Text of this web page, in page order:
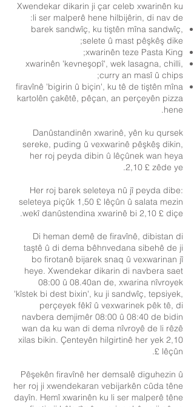
Xwendekar dikarin ji çar celeb xwarinên ku
li ser malperê hene hilbijêrin, di nav de:
barek sandwîç, ku tiştên mîna sandwîç,
selete û mast pêşkêş dike;
xwarinên teze Pasta King;
xwarinên 'kevneşopî', wek lasagna, chilli,
curry an masî û chips;
firavînê 'bigirin û biçin', ku tê de tiştên mîna
kartolên çakêtê, pêçan, an perçeyên pizza
hene.
Danûstandinên xwarinê, yên ku qursek
sereke, puding û vexwarinê pêşkêş dikin,
her roj peyda dibin û lêçûnek wan heya
2,10 £ zêde ye.
Her roj barek seleteya nû jî peyda dibe:
seleteya piçûk 1,50 £ lêçûn û salata mezin
wekî danûstendina xwarinê bi 2,10 £ diçe.
Di heman demê de firavînê, dibistan di
taştê û di dema bêhnvedana sibehê de ji
bo firotanê bijarek snaq û vexwarinan jî
heye. Xwendekar dikarin di navbera saet
08:00 û 08.40an de, xwarina nîvroyek
'kîstek bi dest bixin', ku ji sandwîç, tepsiyek,
perçeyek fêkî û vexwarinek pêk tê, di
navbera demjimêr 08:00 û 08:40 de bidin
wan da ku wan di dema nîvroyê de li rêzê
xilas bikin. Çenteyên hilgirtinê her yek 2,10
£ lêçûn.
Pêşekên firavînê her demsalê diguhezin û
her roj ji xwendekaran vebijarkên cûda têne
dayîn. Hemî xwarinên ku li ser malperê têne